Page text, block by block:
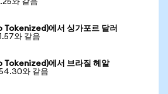
와 같음
에서 싱가포르 달러
와 같음
에서 브라질 헤알
와 같음